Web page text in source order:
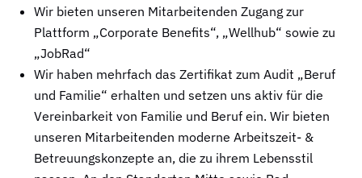
Wir bieten unseren Mitarbeitenden Zugang zur
Plattform „Corporate Benefits“, „Wellhub“ sowie zu
„JobRad“
Wir haben mehrfach das Zertifikat zum Audit „Beruf
und Familie“ erhalten und setzen uns aktiv für die
Vereinbarkeit von Familie und Beruf ein. Wir bieten
unseren Mitarbeitenden moderne Arbeitszeit- &
Betreuungskonzepte an, die zu ihrem Lebensstil